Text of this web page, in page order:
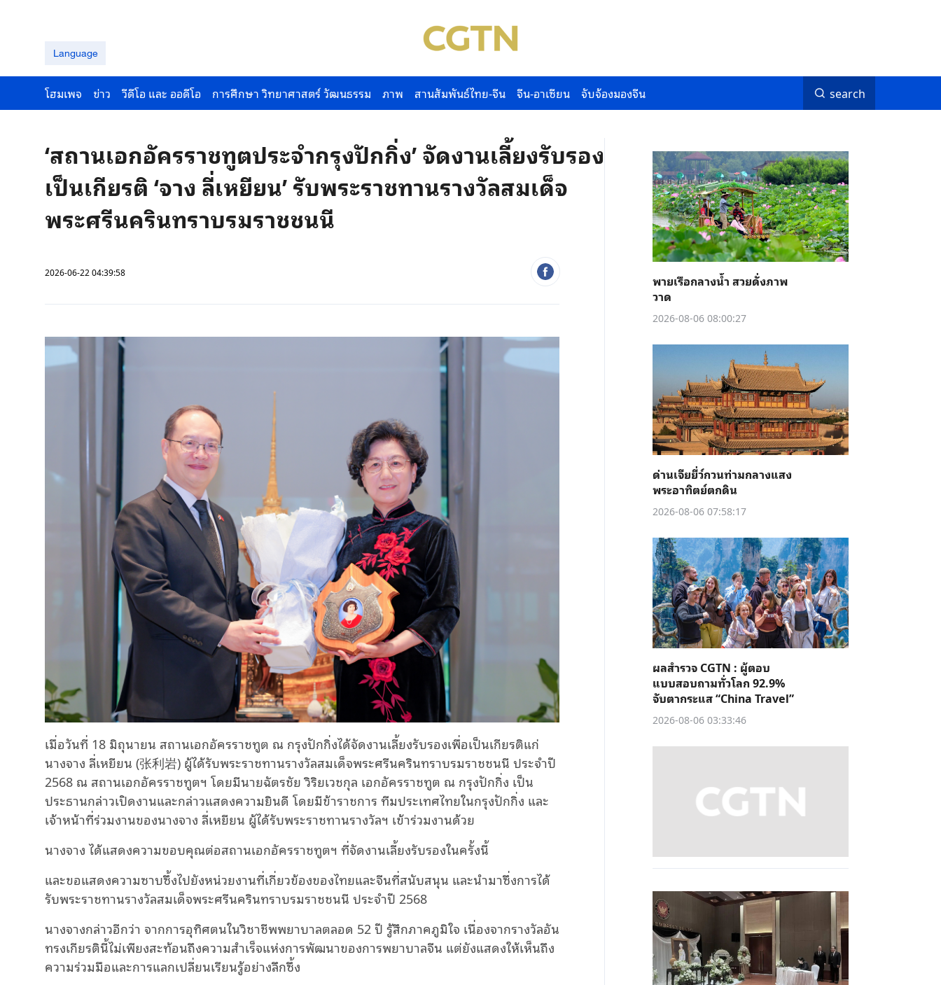
Language
โฮมเพจ ข่าว วีดีโอ และ ออดีโอ การศึกษา วิทยาศาสตร์ วัฒนธรรม ภาพ สานสัมพันธ์ไทย-จีน จีน-อาเซียน จับจ้องมองจีน search
‘สถานเอกอัครราชทูตประจำกรุงปักกิ่ง’ จัดงานเลี้ยงรับรอง
เป็นเกียรติ ‘จาง ลี่เหยียน’ รับพระราชทานรางวัลสมเด็จ
พระศรีนครินทราบรมราชชนนี
2026-06-22 04:39:58
เมื่อวันที่ 18 มิถุนายน สถานเอกอัครราชทูต ณ กรุงปักกิ่งได้จัดงานเลี้ยงรับรองเพื่อเป็นเกียรติแก่
นางจาง ลี่เหยียน (张利岩) ผู้ได้รับพระราชทานรางวัลสมเด็จพระศรีนครินทราบรมราชชนนี ประจำปี
2568 ณ สถานเอกอัครราชทูตฯ โดยมีนายฉัตรชัย วิริยเวชกุล เอกอัครราชทูต ณ กรุงปักกิ่ง เป็น
ประธานกล่าวเปิดงานและกล่าวแสดงความยินดี โดยมีข้าราชการ ทีมประเทศไทยในกรุงปักกิ่ง และ
เจ้าหน้าที่ร่วมงานของนางจาง ลี่เหยียน ผู้ได้รับพระราชทานรางวัลฯ เข้าร่วมงานด้วย
นางจาง ได้แสดงความขอบคุณต่อสถานเอกอัครราชทูตฯ ที่จัดงานเลี้ยงรับรองในครั้งนี้
และขอแสดงความซาบซึ้งไปยังหน่วยงานที่เกี่ยวข้องของไทยและจีนที่สนับสนุน และนำมาซึ่งการได้
รับพระราชทานรางวัลสมเด็จพระศรีนครินทราบรมราชชนนี ประจำปี 2568
นางจางกล่าวอีกว่า จากการอุทิศตนในวิชาชีพพยาบาลตลอด 52 ปี รู้สึกภาคภูมิใจ เนื่องจากรางวัลอัน
ทรงเกียรตินี้ไม่เพียงสะท้อนถึงความสำเร็จแห่งการพัฒนาของการพยาบาลจีน แต่ยังแสดงให้เห็นถึง
ความร่วมมือและการแลกเปลี่ยนเรียนรู้อย่างลึกซึ้ง
พายเรือกลางน้ำ สวยดั่งภาพ
วาด
2026-08-06 08:00:27
ด่านเจียยี่ว์กวนท่ามกลางแสง
พระอาทิตย์ตกดิน
2026-08-06 07:58:17
ผลสำรวจ CGTN : ผู้ตอบ
แบบสอบถามทั่วโลก 92.9%
จับตากระแส “China Travel”
2026-08-06 03:33:46